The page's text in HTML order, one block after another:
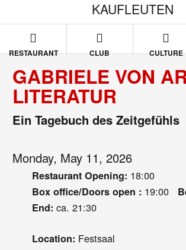
KAUFLEUTEN
RESTAURANT CLUB CULTURE
GABRIELE VON
LITERATUR
Ein Tagebuch des Zeitgefühls
Monday, May 11, 2026
Restaurant Opening: 18:00
Box office/Doors open : 19:00
End: ca. 21:30
Location: Festsaal